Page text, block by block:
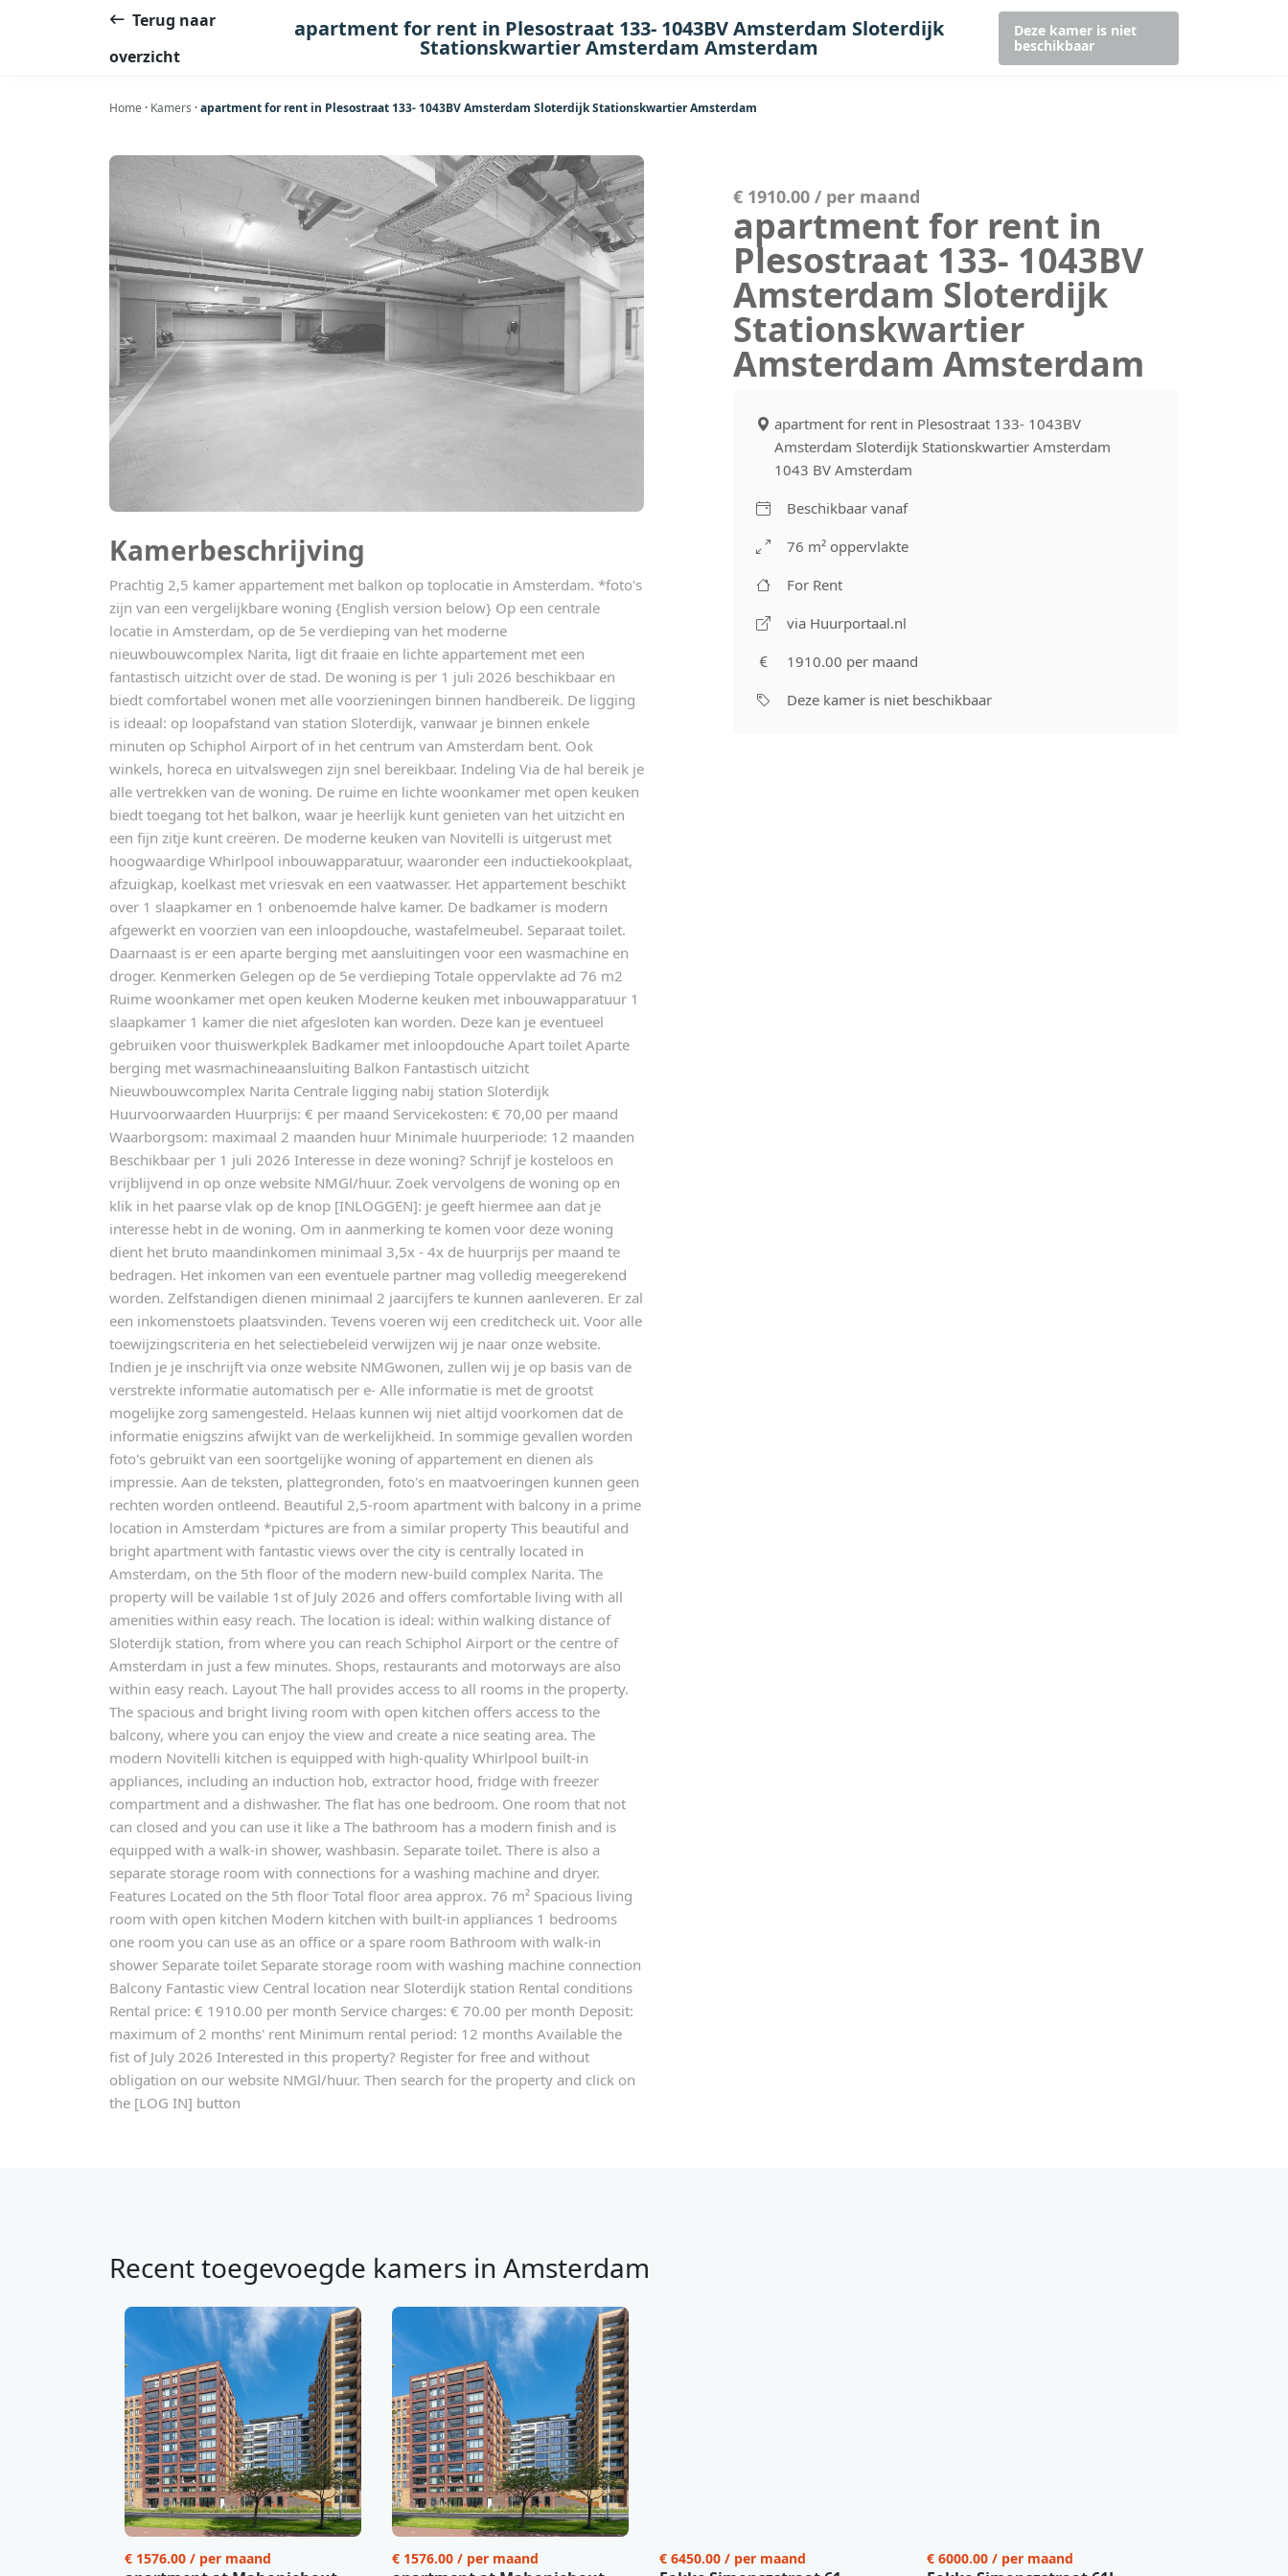
Terug naar
overzicht
apartment for rent in Plesostraat 133- 1043BV Amsterdam Sloterdijk
Stationskwartier Amsterdam Amsterdam
Deze kamer is niet
beschikbaar
Home · Kamers ·apartment for rent in Plesostraat 133- 1043BV Amsterdam Sloterdijk Stationskwartier Amsterdam
Kamerbeschrijving
Prachtig 2,5 kamer appartement met balkon op toplocatie in Amsterdam. *foto's
zijn van een vergelijkbare woning {English version below} Op een centrale
locatie in Amsterdam, op de 5e verdieping van het moderne
nieuwbouwcomplex Narita, ligt dit fraaie en lichte appartement met een
fantastisch uitzicht over de stad. De woning is per 1 juli 2026 beschikbaar en
biedt comfortabel wonen met alle voorzieningen binnen handbereik. De ligging
is ideaal: op loopafstand van station Sloterdijk, vanwaar je binnen enkele
minuten op Schiphol Airport of in het centrum van Amsterdam bent. Ook
winkels, horeca en uitvalswegen zijn snel bereikbaar. Indeling Via de hal bereik je
alle vertrekken van de woning. De ruime en lichte woonkamer met open keuken
biedt toegang tot het balkon, waar je heerlijk kunt genieten van het uitzicht en
een fijn zitje kunt creëren. De moderne keuken van Novitelli is uitgerust met
hoogwaardige Whirlpool inbouwapparatuur, waaronder een inductiekookplaat,
afzuigkap, koelkast met vriesvak en een vaatwasser. Het appartement beschikt
over 1 slaapkamer en 1 onbenoemde halve kamer. De badkamer is modern
afgewerkt en voorzien van een inloopdouche, wastafelmeubel. Separaat toilet.
Daarnaast is er een aparte berging met aansluitingen voor een wasmachine en
droger. Kenmerken Gelegen op de 5e verdieping Totale oppervlakte ad 76 m2
Ruime woonkamer met open keuken Moderne keuken met inbouwapparatuur 1
slaapkamer 1 kamer die niet afgesloten kan worden. Deze kan je eventueel
gebruiken voor thuiswerkplek Badkamer met inloopdouche Apart toilet Aparte
berging met wasmachineaansluiting Balkon Fantastisch uitzicht
Nieuwbouwcomplex Narita Centrale ligging nabij station Sloterdijk
Huurvoorwaarden Huurprijs: € per maand Servicekosten: € 70,00 per maand
Waarborgsom: maximaal 2 maanden huur Minimale huurperiode: 12 maanden
Beschikbaar per 1 juli 2026 Interesse in deze woning? Schrijf je kosteloos en
vrijblijvend in op onze website NMGl/huur. Zoek vervolgens de woning op en
klik in het paarse vlak op de knop [INLOGGEN]: je geeft hiermee aan dat je
interesse hebt in de woning. Om in aanmerking te komen voor deze woning
dient het bruto maandinkomen minimaal 3,5x - 4x de huurprijs per maand te
bedragen. Het inkomen van een eventuele partner mag volledig meegerekend
worden. Zelfstandigen dienen minimaal 2 jaarcijfers te kunnen aanleveren. Er zal
een inkomenstoets plaatsvinden. Tevens voeren wij een creditcheck uit. Voor alle
toewijzingscriteria en het selectiebeleid verwijzen wij je naar onze website.
Indien je je inschrijft via onze website NMGwonen, zullen wij je op basis van de
verstrekte informatie automatisch per e- Alle informatie is met de grootst
mogelijke zorg samengesteld. Helaas kunnen wij niet altijd voorkomen dat de
informatie enigszins afwijkt van de werkelijkheid. In sommige gevallen worden
foto's gebruikt van een soortgelijke woning of appartement en dienen als
impressie. Aan de teksten, plattegronden, foto's en maatvoeringen kunnen geen
rechten worden ontleend. Beautiful 2,5-room apartment with balcony in a prime
location in Amsterdam *pictures are from a similar property This beautiful and
bright apartment with fantastic views over the city is centrally located in
Amsterdam, on the 5th floor of the modern new-build complex Narita. The
property will be vailable 1st of July 2026 and offers comfortable living with all
amenities within easy reach. The location is ideal: within walking distance of
Sloterdijk station, from where you can reach Schiphol Airport or the centre of
Amsterdam in just a few minutes. Shops, restaurants and motorways are also
within easy reach. Layout The hall provides access to all rooms in the property.
The spacious and bright living room with open kitchen offers access to the
balcony, where you can enjoy the view and create a nice seating area. The
modern Novitelli kitchen is equipped with high-quality Whirlpool built-in
appliances, including an induction hob, extractor hood, fridge with freezer
compartment and a dishwasher. The flat has one bedroom. One room that not
can closed and you can use it like a The bathroom has a modern finish and is
equipped with a walk-in shower, washbasin. Separate toilet. There is also a
separate storage room with connections for a washing machine and dryer.
Features Located on the 5th floor Total floor area approx. 76 m² Spacious living
room with open kitchen Modern kitchen with built-in appliances 1 bedrooms
one room you can use as an office or a spare room Bathroom with walk-in
shower Separate toilet Separate storage room with washing machine connection
Balcony Fantastic view Central location near Sloterdijk station Rental conditions
Rental price: € 1910.00 per month Service charges: € 70.00 per month Deposit:
maximum of 2 months' rent Minimum rental period: 12 months Available the
fist of July 2026 Interested in this property? Register for free and without
obligation on our website NMGl/huur. Then search for the property and click on
the [LOG IN] button
€ 1910.00 / per maand
apartment for rent in
Plesostraat 133- 1043BV
Amsterdam Sloterdijk
Stationskwartier
Amsterdam Amsterdam
apartment for rent in Plesostraat 133- 1043BV
Amsterdam Sloterdijk Stationskwartier Amsterdam
1043 BV Amsterdam
Beschikbaar vanaf
76 m² oppervlakte
For Rent
via Huurportaal.nl
1910.00 per maand
Deze kamer is niet beschikbaar
Recent toegevoegde kamers in Amsterdam
€ 1576.00 / per maand € 1576.00 / per maand € 6450.00 / per maand € 6000.00 / per maand